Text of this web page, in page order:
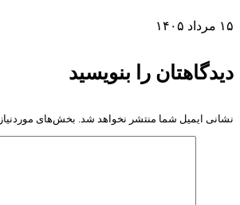
۱۵ مرداد ۱۴۰۵
دیدگاهتان را بنویسید
نشانی ایمیل شما منتشر نخواهد شد. بخش‌های